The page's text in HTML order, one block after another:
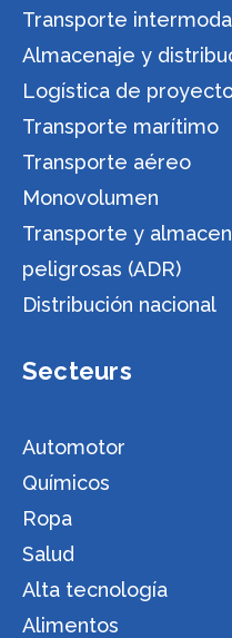
Transporte
Almacenaje y
Logística de
Transporte marítimo
Transporte aéreo
Monovolumen
Transporte y
peligrosas (ADR)
Distribución nacional
Secteurs
Automotor
Químicos
Ropa
Salud
Alta tecnología
Alimentos